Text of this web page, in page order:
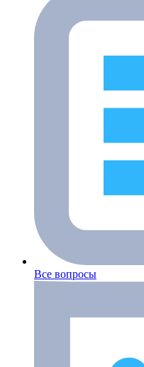
Все вопросы